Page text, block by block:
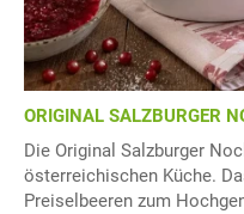
ORIGINAL SALZBURGER
Die Original Salzburger
österreichischen Küche.
Preiselbeeren zum